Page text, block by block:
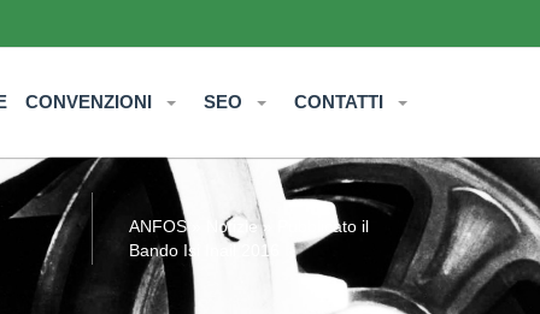
CONVENZIONI SEO CONTATTI
ANFOS» Notizie» Pubblicato il
Bando Isi Inail 2016